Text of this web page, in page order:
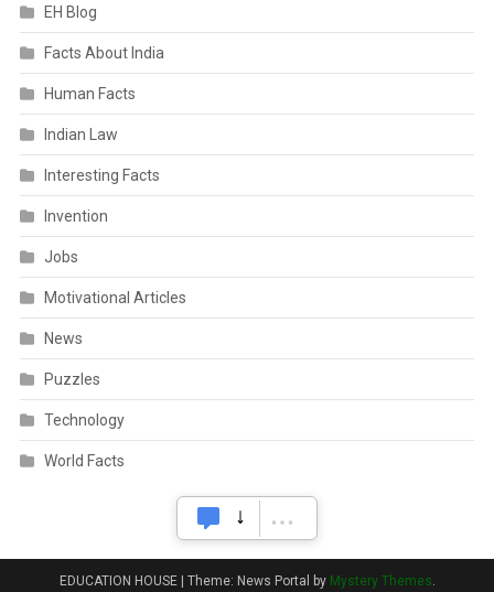
EH Blog
Facts About India
Human Facts
Indian Law
Interesting Facts
Invention
Jobs
Motivational Articles
News
Puzzles
Technology
World Facts
EDUCATION HOUSE Theme: News Portal by Mystery Themes.